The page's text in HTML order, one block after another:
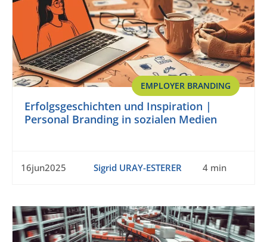
EMPLOYER BRANDING
Erfolgsgeschichten und Inspiration |
Personal Branding in sozialen Medien
16jun2025 Sigrid URAY-ESTERER 4 min